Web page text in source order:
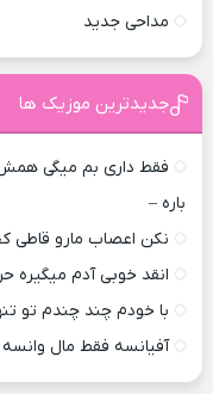
مداحی جدید
جدیدترین موزیک ها
فقط داری بم میگی
باره –
نکن اعصاب مارو قاطی
انقد خوبی آدم
با خودم چند چندم تو
آفیانسه فقط مال